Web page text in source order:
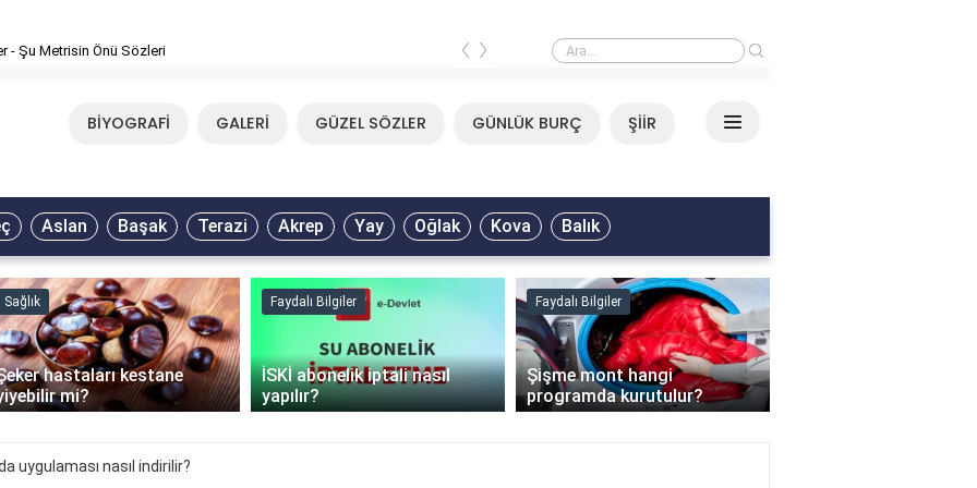
- Şu Metrisin Önü Sözleri Mirkelam - Tavla Sözleri
‹ ›
BİYOGRAFİ GALERİ GÜZEL SÖZLER GÜNLÜK BURÇ ŞİİR
Aslan Başak Terazi Akrep Yay Oğlak Kova Balık
Sağlık
hastaları kestane
mi?
Faydalı Bilgiler
İSKİ abonelik iptali nasıl
yapılır?
Faydalı Bilgiler
Şişme mont hangi
programda kurutulur?
›
uygulaması nasıl indirilir?